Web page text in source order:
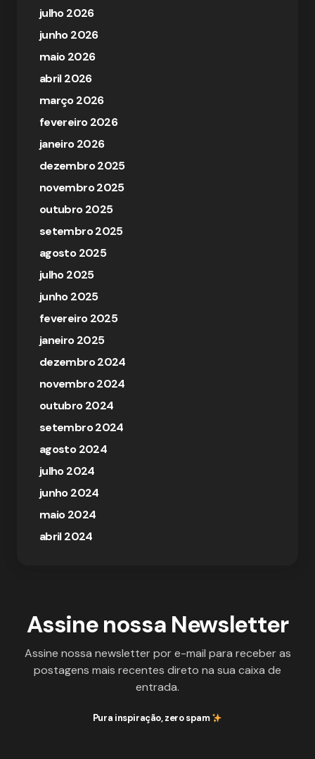
julho 2026
junho 2026
maio 2026
abril 2026
março 2026
fevereiro 2026
janeiro 2026
dezembro 2025
novembro 2025
outubro 2025
setembro 2025
agosto 2025
julho 2025
junho 2025
fevereiro 2025
janeiro 2025
dezembro 2024
novembro 2024
outubro 2024
setembro 2024
agosto 2024
julho 2024
junho 2024
maio 2024
abril 2024
Assine nossa Newsletter
Assine nossa newsletter por e-mail para receber as
postagens mais recentes direto na sua caixa de
entrada.
Pura inspiração, zero spam